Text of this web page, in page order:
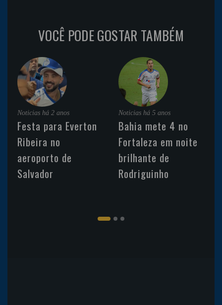
VOCÊ PODE GOSTAR TAMBÉM
Noticias há 2 anos
Festa para Everton
Ribeira no
aeroporto de
Salvador
Noticias há 5 anos
Bahia mete 4 no
Fortaleza em noite
brilhante de
Rodriguinho